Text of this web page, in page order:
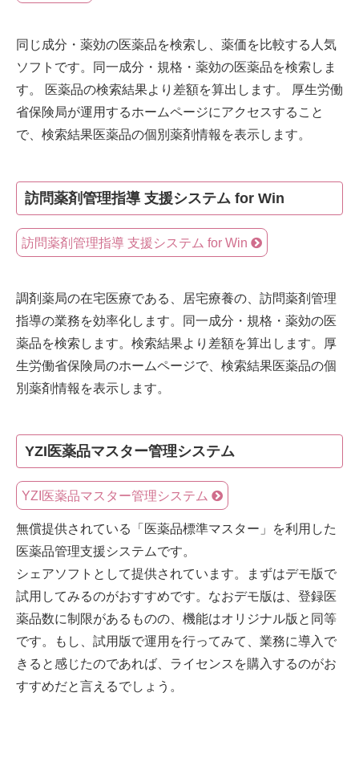
同じ成分・薬効の医薬品を検索し、薬価を比較する人気
ソフトです。同一成分・規格・薬効の医薬品を検索しま
す。 医薬品の検索結果より差額を算出します。 厚生労働
省保険局が運用するホームページにアクセスすること
で、検索結果医薬品の個別薬剤情報を表示します。
訪問薬剤管理指導 支援システム for Win
訪問薬剤管理指導 支援システム for Win
調剤薬局の在宅医療である、居宅療養の、訪問薬剤管理
指導の業務を効率化します。同一成分・規格・薬効の医
薬品を検索します。検索結果より差額を算出します。厚
生労働省保険局のホームページで、検索結果医薬品の個
別薬剤情報を表示します。
YZI医薬品マスター管理システム
YZI医薬品マスター管理システム
無償提供されている「医薬品標準マスター」を利用した
医薬品管理支援システムです。
シェアソフトとして提供されています。まずはデモ版で
試用してみるのがおすすめです。なおデモ版は、登録医
薬品数に制限があるものの、機能はオリジナル版と同等
です。もし、試用版で運用を行ってみて、業務に導入で
きると感じたのであれば、ライセンスを購入するのがお
すすめだと言えるでしょう。